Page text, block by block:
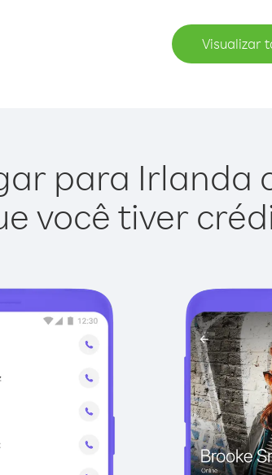
Visualizar
para Irlanda
você tiver